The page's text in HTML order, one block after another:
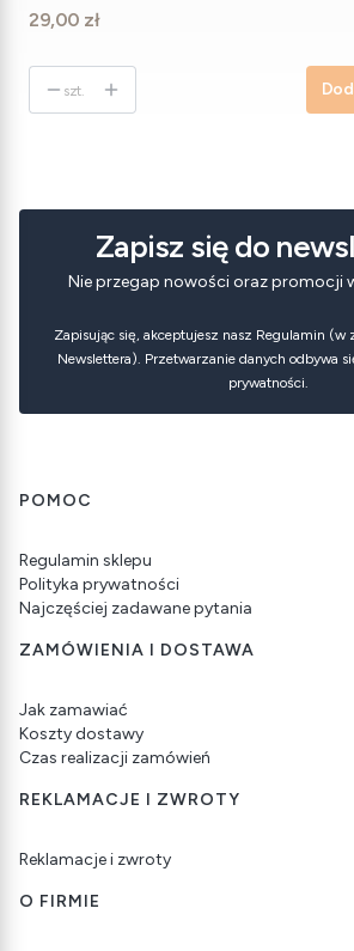
Cena
29,00 zł
szt.
Zapisz się do
Nie przegap nowości oraz promocji
Zapisując się, akceptujesz nasz Regulamin (w
Newslettera). Przetwarzanie danych odbywa
prywatności.
Linki w stopce
POMOC
Regulamin sklepu
Polityka prywatności
Najczęściej zadawane pytania
ZAMÓWIENIA I DOSTAWA
Jak zamawiać
Koszty dostawy
Czas realizacji zamówień
REKLAMACJE I ZWROTY
Reklamacje i zwroty
O FIRMIE